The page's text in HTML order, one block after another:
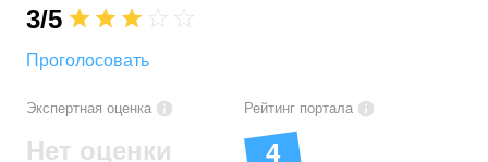
3/5
Проголосовать
Экспертная оценка
Нет оценки
Рейтинг портала
4